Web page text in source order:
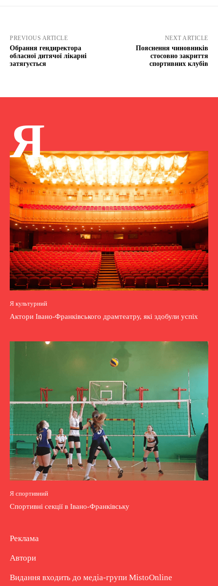
PREVIOUS ARTICLE
Обрання гендиректора
обласної дитячої лікарні
затягується
NEXT ARTICLE
Пояснення чиновників
стосовно закриття
спортивних клубів
Я
Я культурний
Актори Івано-Франківського драмтеатру, які здобули успіх
Я спортивний
Спортивні секції в Івано-Франківську
Реклама
Автори
Видання входить до медіа-групи MistoOnline